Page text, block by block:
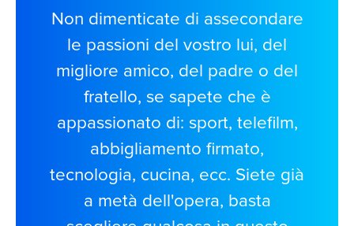
Non dimenticate di assecondare
le passioni del vostro lui, del
migliore amico, del padre o del
fratello, se sapete che è
appassionato di: sport, telefilm,
abbigliamento firmato,
tecnologia, cucina, ecc. Siete già
a metà dell'opera, basta